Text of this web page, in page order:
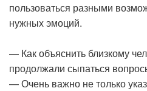
пользоваться разными
нужных эмоций.
— Как объяснить близкому
продолжали сыпаться
— Очень важно не только